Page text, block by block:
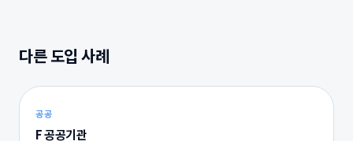
다른 도입 사례
공공
F 공공기관